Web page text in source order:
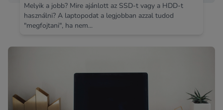
Melyik a jobb? Mire ajánlott az SSD-t vagy a HDD-t
használni? A laptopodat a legjobban azzal tudod
"megfojtani", ha nem...